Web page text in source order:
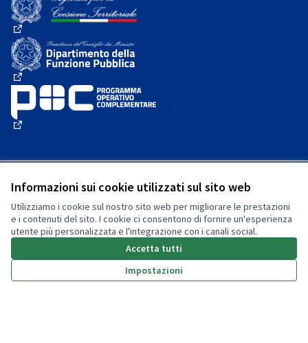
Informazioni sui cookie utilizzati sul sito web
Utilizziamo i cookie sul nostro sito web per migliorare le prestazioni
e i contenuti del sito. I cookie ci consentono di fornire un'esperienza
utente più personalizzata e l'integrazione con i canali social.
Accetta tutti
Impostazioni
(Collegamento esterno)
(Collegamento esterno)
Privacy policy
Termini e condizioni
Impostazioni cookie
Licenza Creative Commons
(Collegamento esterno)
Sito web creato consoftware